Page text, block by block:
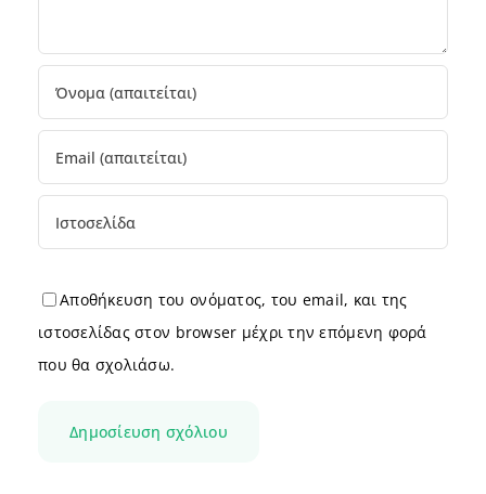
Αποθήκευση του ονόματος, του email, και της
ιστοσελίδας στον browser μέχρι την επόμενη φορά
που θα σχολιάσω.